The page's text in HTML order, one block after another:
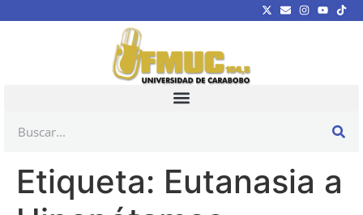
Etiqueta: Eutanasia a